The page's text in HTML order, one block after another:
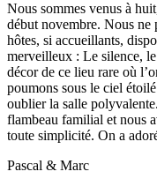
Nous sommes venus à
début novembre. Nous ne
hôtes, si accueillants,
merveilleux : Le silence,
décor de ce lieu rare où
poumons sous le ciel
oublier la salle
flambeau familial et nous
toute simplicité. On a
Pascal & Marc